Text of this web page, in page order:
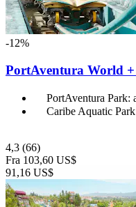
-12%
PortAventura World
PortAventura Park:
Caribe Aquatic
4,3 (66)
Fra 103,60 US$
91,16 US$